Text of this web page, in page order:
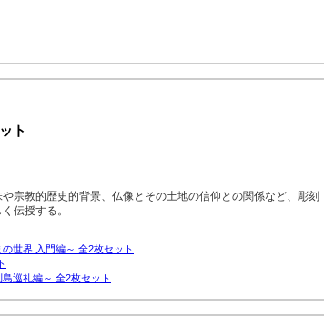
ト
宗教的歴史的背景、仏像とその土地の信仰との関係など、彫刻
伝授する。
世界 入門編～ 全2枚セット
巡礼編～ 全2枚セット